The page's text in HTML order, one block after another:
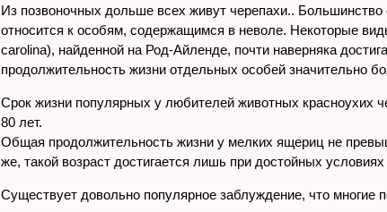
Из позвоночных дольше всех живут черепахи..
относится к особям, содержащимся в неволе. Некоторые
carolina), найденной на Род-Айленде, почти наверняка
продолжительность жизни отдельных особей значительно
Срок жизни популярных у любителей животных красноухих
80 лет.
Общая продолжительность жизни у мелких ящериц не
же, такой возраст достигается лишь при достойных
Существует довольно популярное заблуждение, что многие